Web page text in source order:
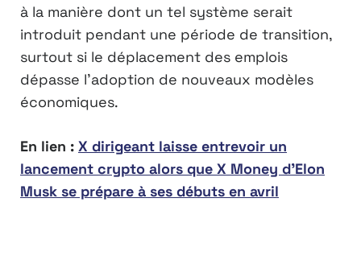
à la manière dont un tel système serait
introduit pendant une période de transition,
surtout si le déplacement des emplois
dépasse l’adoption de nouveaux modèles
économiques.
En lien : X dirigeant laisse entrevoir un
lancement crypto alors que X Money d’Elon
Musk se prépare à ses débuts en avril